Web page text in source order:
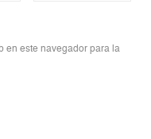
en este navegador para la